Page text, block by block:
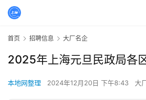
首页 招聘信息 大厂名企
2025年上海元旦民政局各
本地网整理 2024年12月20日 下午8:43 大